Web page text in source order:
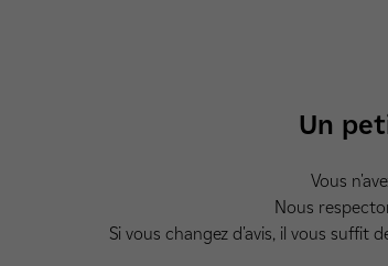
Un
Vous
Nous
Si vous changez d'avis, il vous